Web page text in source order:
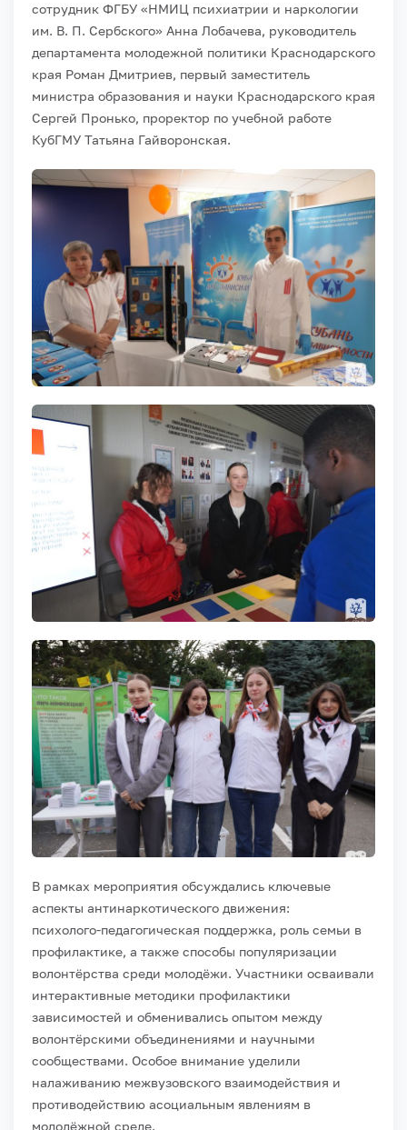
сотрудник ФГБУ «НМИЦ психиатрии и наркологии
им. В. П. Сербского» Анна Лобачева, руководитель
департамента молодежной политики Краснодарского
края Роман Дмитриев, первый заместитель
министра образования и науки Краснодарского края
Сергей Пронько, проректор по учебной работе
КубГМУ Татьяна Гайворонская.
В рамках мероприятия обсуждались ключевые
аспекты антинаркотического движения:
психолого‑педагогическая поддержка, роль семьи в
профилактике, а также способы популяризации
волонтёрства среди молодёжи. Участники осваивали
интерактивные методики профилактики
зависимостей и обменивались опытом между
волонтёрскими объединениями и научными
сообществами. Особое внимание уделили
налаживанию межвузовского взаимодействия и
противодействию асоциальным явлениям в
молодёжной среде.